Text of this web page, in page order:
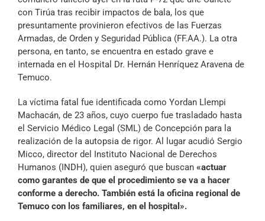
con Tirúa tras recibir impactos de bala, los que
presuntamente provinieron efectivos de las Fuerzas
Armadas, de Orden y Seguridad Pública (FF.AA.). La otra
persona, en tanto, se encuentra en estado grave e
internada en el Hospital Dr. Hernán Henríquez Aravena de
Temuco.
La víctima fatal fue identificada como Yordan Llempi
Machacán, de 23 años, cuyo cuerpo fue trasladado hasta
el Servicio Médico Legal (SML) de Concepción para la
realización de la autopsia de rigor. Al lugar acudió Sergio
Micco, director del Instituto Nacional de Derechos
Humanos (INDH), quien aseguró que buscan «actuar
como garantes de que el procedimiento se va a hacer
conforme a derecho. También está la oficina regional de
Temuco con los familiares, en el hospital».